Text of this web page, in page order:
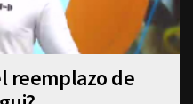
reemplazo de